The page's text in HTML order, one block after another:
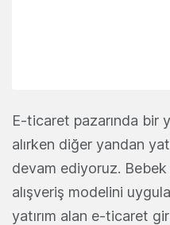
E-ticaret pazarında bir
alırken diğer yandan
devam ediyoruz.
alışveriş modelini
yatırım alan e-ticaret